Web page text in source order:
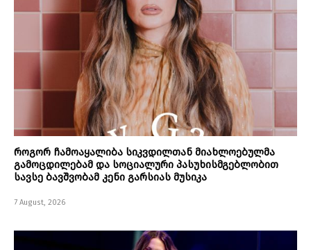
როგორ ჩამოაყალიბა სიკვდილთან მიახლოებულმა
გამოცდილებამ და სოციალური პასუხისმგებლობით
სავსე ბავშვობამ კენი გარსიას მუსიკა
7 August, 2026